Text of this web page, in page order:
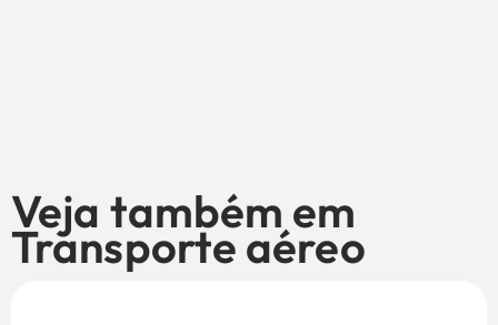
Veja também em
Transporte aéreo